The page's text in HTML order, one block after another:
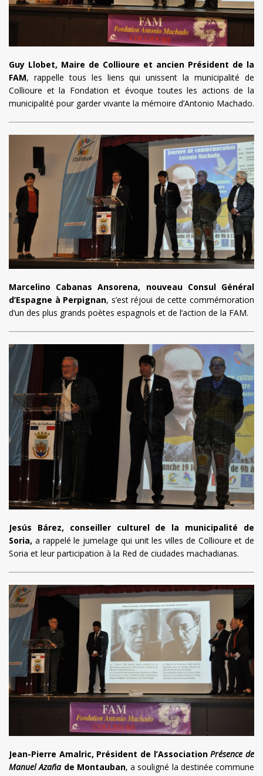
Guy Llobet, Maire de Collioure et ancien Président de la
FAM, rappelle tous les liens qui unissent la municipalité de
Collioure et la Fondation et évoque toutes les actions de la
municipalité pour garder vivante la mémoire d’Antonio Machado.
Marcelino Cabanas Ansorena, nouveau Consul Général
d’Espagne à Perpignan, s’est réjoui de cette commémoration
d’un des plus grands poètes espagnols et de l’action de la FAM.
Jesús Bárez, conseiller culturel de la municipalité de
Soria, a rappelé le jumelage qui unit les villes de Collioure et de
Soria et leur participation à la Red de ciudades machadianas.
Jean-Pierre Amalric, Président de l’AssociationPrésence de
Manuel Azañade Montauban, a souligné la destinée commune